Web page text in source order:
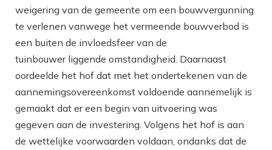
weigering van de gemeente om een bouwvergunning
te verlenen vanwege het vermeende bouwverbod is
een buiten de invloedsfeer van de
tuinbouwer liggende omstandigheid. Daarnaast
oordeelde het hof dat met het ondertekenen van de
aannemingsovereenkomst voldoende aannemelijk is
gemaakt dat er een begin van uitvoering was
gegeven aan de investering. Volgens het hof is aan
de wettelijke voorwaarden voldaan, ondanks dat de